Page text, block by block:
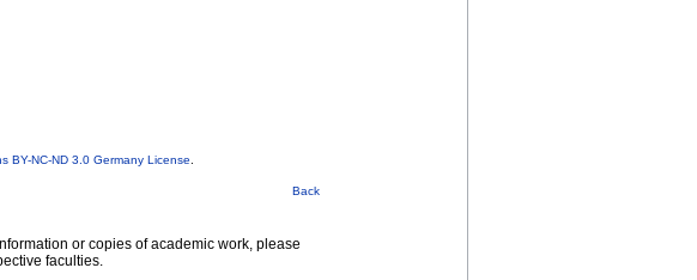
BY-NC-ND 3.0 Germany License
Back
or copies of academic work, please
faculties.